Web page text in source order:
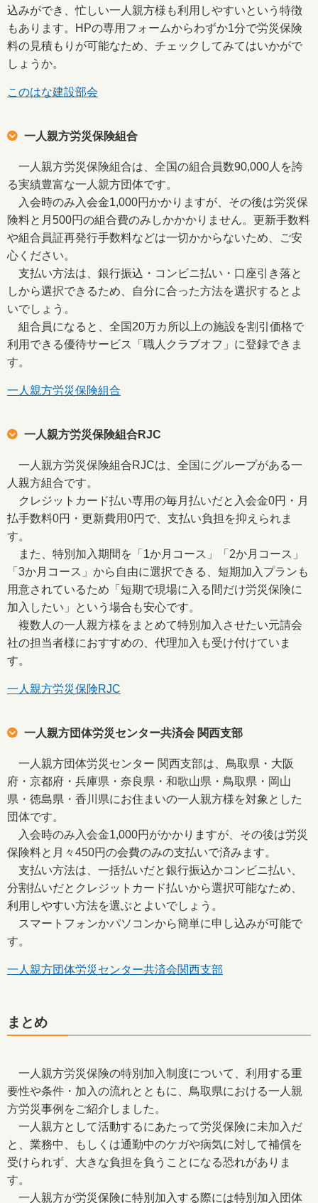
込みができ、忙しい一人親方様も利用しやすいという特徴
もあります。HPの専用フォームからわずか1分で労災保険
料の見積もりが可能なため、チェックしてみてはいかがで
しょうか。
このはな建設部会
一人親方労災保険組合
一人親方労災保険組合は、全国の組合員数90,000人を誇
る実績豊富な一人親方団体です。
入会時のみ入会金1,000円かかりますが、その後は労災保
険料と月500円の組合費のみしかかかりません。更新手数料
や組合員証再発行手数料などは一切かからないため、ご安
心ください。
支払い方法は、銀行振込・コンビニ払い・口座引き落と
しから選択できるため、自分に合った方法を選択するとよ
いでしょう。
組合員になると、全国20万カ所以上の施設を割引価格で
利用できる優待サービス「職人クラブオフ」に登録できま
す。
一人親方労災保険組合
一人親方労災保険組合RJC
一人親方労災保険組合RJCは、全国にグループがある一
人親方組合です。
クレジットカード払い専用の毎月払いだと入会金0円・月
払手数料0円・更新費用0円で、支払い負担を抑えられま
す。
また、特別加入期間を「1か月コース」「2か月コース」
「3か月コース」から自由に選択できる、短期加入プランも
用意されているため「短期で現場に入る間だけ労災保険に
加入したい」という場合も安心です。
複数人の一人親方様をまとめて特別加入させたい元請会
社の担当者様におすすめの、代理加入も受け付けていま
す。
一人親方労災保険RJC
一人親方団体労災センター共済会 関西支部
一人親方団体労災センター 関西支部は、鳥取県・大阪
府・京都府・兵庫県・奈良県・和歌山県・鳥取県・岡山
県・徳島県・香川県にお住まいの一人親方様を対象とした
団体です。
入会時のみ入会金1,000円がかかりますが、その後は労災
保険料と月々450円の会費のみの支払いで済みます。
支払い方法は、一括払いだと銀行振込かコンビニ払い、
分割払いだとクレジットカード払いから選択可能なため、
利用しやすい方法を選ぶとよいでしょう。
スマートフォンかパソコンから簡単に申し込みが可能で
す。
一人親方団体労災センター共済会関西支部
まとめ
一人親方労災保険の特別加入制度について、利用する重
要性や条件・加入の流れとともに、鳥取県における一人親
方労災事例をご紹介しました。
一人親方として活動するにあたって労災保険に未加入だ
と、業務中、もしくは通勤中のケガや病気に対して補償を
受けられず、大きな負担を負うことになる恐れがありま
す。
一人親方が労災保険に特別加入する際には特別加入団体